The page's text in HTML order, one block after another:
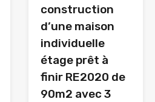
construction
d’une maison
individuelle
étage prêt à
finir RE2020 de
90m2 avec 3